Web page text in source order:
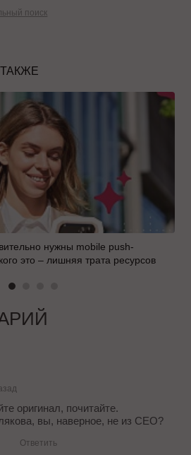
поиск
нужны mobile push-
это – лишняя трата ресурсов
оригинал, почитайте.
вы, наверное, не из СЕО?
Ответить